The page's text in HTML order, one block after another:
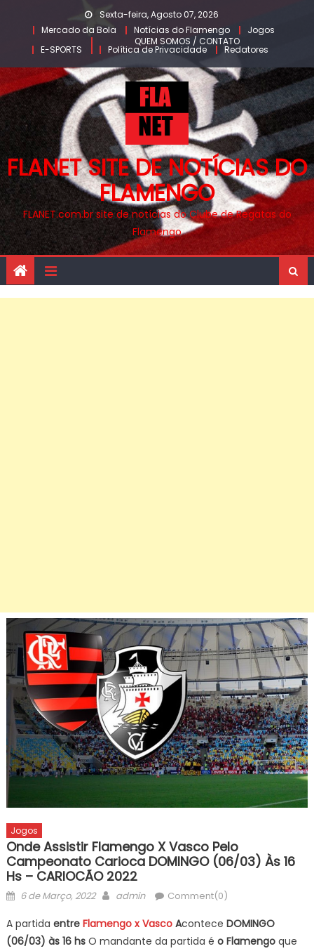
content
Sexta-feira, Agosto 07, 2026
Mercado da Bola
Notícias do Flamengo
Jogos
E-SPORTS
QUEM SOMOS / CONTATO
Política de Privacidade Redatores
FLANET SITE DE NOTÍCIAS DO
FLAMENGO
FLANET.com.br site de notícias do Clube de Regatas do
Flamengo
Jogos
Onde Assistir Flamengo X Vasco Pelo
Campeonato Carioca DOMINGO (06/03) Às 16
Hs – CARIOCÃO 2022
Posted
6 de Março, 2022 Author
admin Comment(0)
A partida entre Flamengo x VascoAcontece DOMINGO
(06/03) às 16 hsO mandante da partida é o Flamengo que